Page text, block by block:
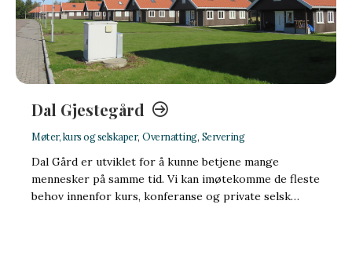
Dal Gjestegård
Møter, kurs og selskaper, Overnatting, Servering
Dal Gård er utviklet for å kunne betjene mange
mennesker på samme tid. Vi kan imøtekomme de fleste
behov innenfor kurs, konferanse og private selsk…